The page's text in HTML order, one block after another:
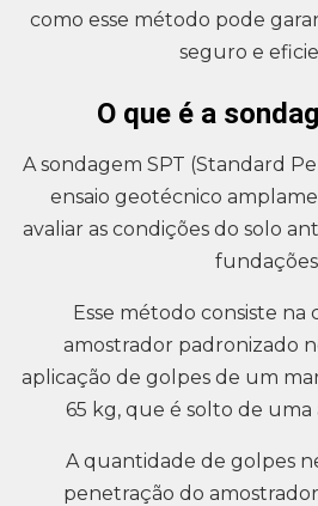
como esse método pode
seguro e
O que é a
A sondagem SPT (Standard
ensaio geotécnico
avaliar as condições do solo
Esse método consiste na
amostrador padronizado
aplicação de golpes de um
65 kg, que é solto de uma
A quantidade de golpes
penetração do